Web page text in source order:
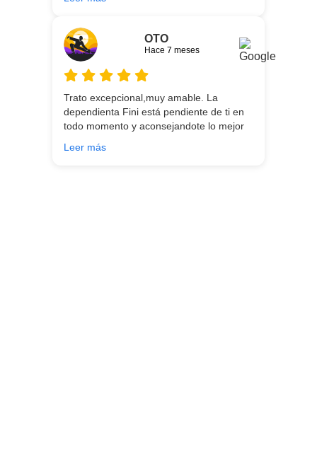
entrega.
OTO
Hace 7 meses
Trato excepcional,muy amable. La
dependienta Fini está pendiente de ti en
todo momento y aconsejandote lo mejor
buscando!!
Leer más